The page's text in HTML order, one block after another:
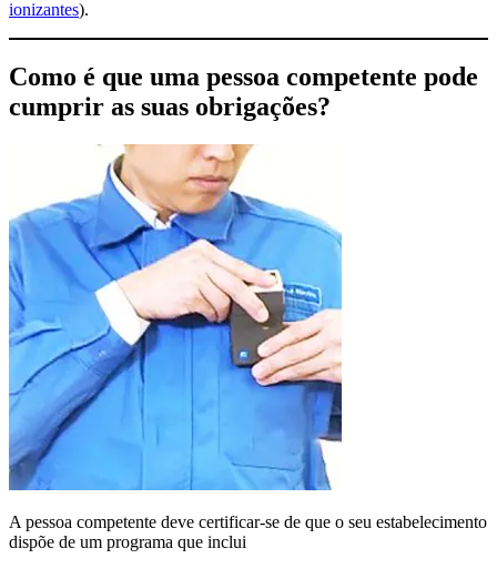
ionizantes).
Como é que uma pessoa competente pode
cumprir as suas obrigações?
A pessoa competente deve certificar-se de que o seu estabelecimento
dispõe de um programa que inclui